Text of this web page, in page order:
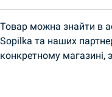
Товар можна знайти в
Sopilka та наших
конкретному магазині,